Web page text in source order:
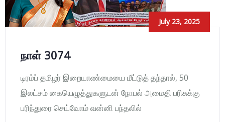
July 23, 2025
நாள் 3074
டிரம்ப் தமிழர் இறையாண்மையை மீட்டுத் தந்தால், 50
இலட்சம் கையெழுத்துகளுடன் நோபல் அமைதி பரிசுக்கு
பரிந்துரை செய்வோம் வன்னி பந்தலில்